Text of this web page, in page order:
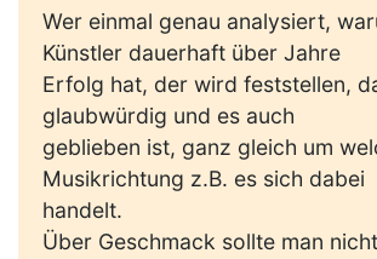
Wer einmal genau analysiert,
Künstler dauerhaft über Jahre
Erfolg hat, der wird feststellen,
glaubwürdig und es auch
geblieben ist, ganz gleich um
Musikrichtung z.B. es sich dabei
handelt.
Über Geschmack sollte man